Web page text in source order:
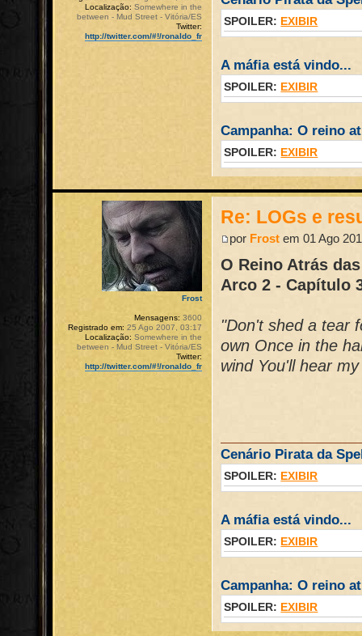
SPOILER: EXIBIR
A máfia está vindo...
SPOILER: EXIBIR
Campanha: O reino
SPOILER: EXIBIR
Localização: Somewhere in the
between - Mud Street - Vitória/ES
Twitter:
http://twitter.com/#!/ronaldo_fr
Re: LOGs e
por Frost em 01 Ago
O Reino Atrás
Arco 2 - Capítulo
"Don't shed a tear
own Once in the
wind You'll hear
Cenário Pirata da
SPOILER: EXIBIR
A máfia está vindo...
SPOILER: EXIBIR
Campanha: O reino
SPOILER: EXIBIR
Frost
Mensagens: 3600
Registrado em: 25 Ago 2007, 03:17
Localização: Somewhere in the
between - Mud Street - Vitória/ES
Twitter:
http://twitter.com/#!/ronaldo_fr